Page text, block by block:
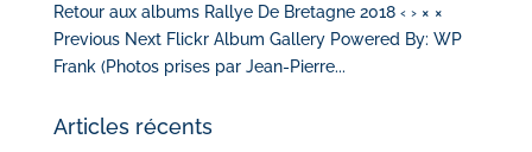
Retour aux albums Rallye De Bretagne 2018 ‹ › × ×
Previous Next Flickr Album Gallery Powered By: WP
Frank (Photos prises par Jean-Pierre...
Articles récents